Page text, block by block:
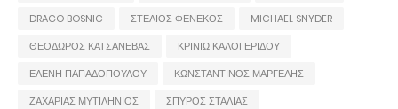
DRAGO BOSNIC
ΣΤΕΛΙΟΣ ΦΕΝΕΚΟΣ
MICHAEL SNYDER
ΘΕΟΔΩΡΟΣ ΚΑΤΣΑΝΕΒΑΣ
ΚΡΙΝΙΩ ΚΑΛΟΓΕΡΙΔΟΥ
ΕΛΕΝΗ ΠΑΠΑΔΟΠΟΥΛΟΥ
ΚΩΝΣΤΑΝΤΙΝΟΣ ΜΑΡΓΕΛΗΣ
ΖΑΧΑΡΙΑΣ ΜΥΤΙΛΗΝΙΟΣ
ΣΠΥΡΟΣ ΣΤΑΛΙΑΣ